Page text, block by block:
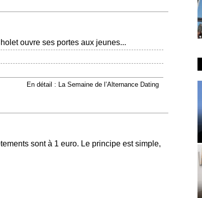
ouvre ses portes aux jeunes...
En détail : La Semaine de l’Alternance Dating
sont à 1 euro. Le principe est simple,